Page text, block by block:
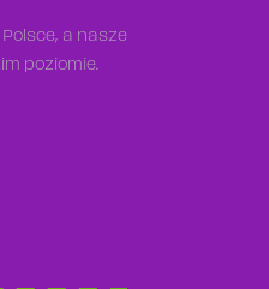
a nasze
poziomie.